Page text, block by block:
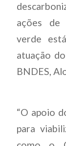
ações de
verde
atuação
BNDES,
“O apoio
para